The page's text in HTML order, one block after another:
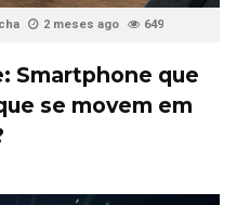
2 meses ago 649
Smartphone que
se movem em